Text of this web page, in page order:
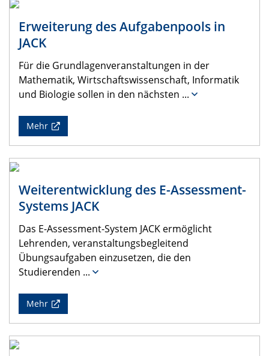
Erweiterung des Aufgabenpools in
JACK
Für die Grundlagenveranstaltungen in der
Mathematik, Wirtschaftswissenschaft, Informatik
und Biologie sollen in den nächsten ...
Mehr
Weiterentwicklung des E-Assessment-
Systems JACK
Das E-Assessment-System JACK ermöglicht
Lehrenden, veranstaltungsbegleitend
Übungsaufgaben einzusetzen, die den
Studierenden ...
Mehr